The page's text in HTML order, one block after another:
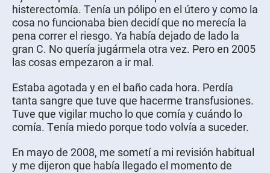
histerectomía. Tenía un pólipo en el útero y como la
cosa no funcionaba bien decidí que no merecía la
pena correr el riesgo. Ya había dejado de lado la
gran C. No quería jugármela otra vez. Pero en 2005
las cosas empezaron a ir mal.
Estaba agotada y en el baño cada hora. Perdía
tanta sangre que tuve que hacerme transfusiones.
Tuve que vigilar mucho lo que comía y cuándo lo
comía. Tenía miedo porque todo volvía a suceder.
En mayo de 2008, me sometí a mi revisión habitual
y me dijeron que había llegado el momento de